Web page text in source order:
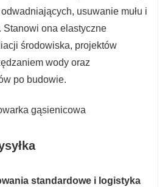
usuwanie mułu i
Stanowi ona elastyczne
środowiska, projektów
wody oraz
po budowie.
standardowe i logistyka